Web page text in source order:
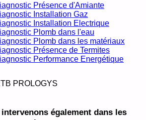
Présence d'Amiante
Installation Gaz
Installation Electrique
Plomb dans l'eau
Plomb dans les matériaux
Présence de Termites
Performance Energétique
intervenons également dans les